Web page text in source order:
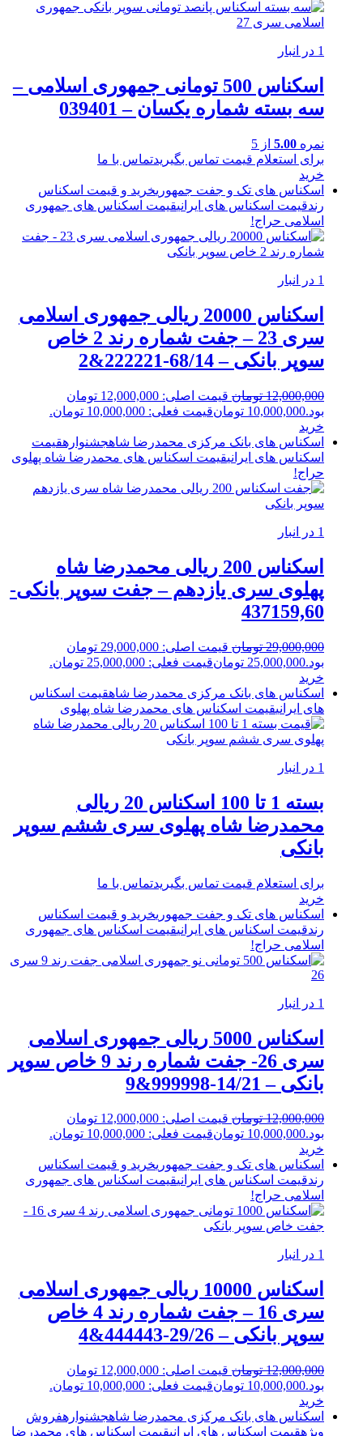
1 در انبار
اسکناس 500 تومانی جمهوری اسلامی –
سه بسته شماره یکسان – 039401
نمره 5.00 از 5
برای استعلام قیمت تماس بگیریدتماس با ما
خرید
اسکناس های تک و جفت جمهوریخرید و قیمت اسکناس
رندقیمت اسکناس های ایرانیقیمت اسکناس های جمهوری
اسلامی حراج!
1 در انبار
اسکناس 20000 ریالی جمهوری اسلامی
سری 23 – جفت شماره رند 2 خاص
سوپر بانکی – 68/14-222221&2
12,000,000 تومان
قیمت اصلی: 12,000,000 تومان
بود.10,000,000 تومانقیمت فعلی: 10,000,000 تومان.
خرید
اسکناس های بانک مرکزی محمدرضا شاهجشنوارهقیمت
اسکناس های ایرانیقیمت اسکناس های محمدرضا شاه پهلوی
حراج!
1 در انبار
اسکناس 200 ریالی محمدرضا شاه
پهلوی سری یازدهم – جفت سوپر بانکی-
437159,60
29,000,000 تومان
قیمت اصلی: 29,000,000 تومان
بود.25,000,000 تومانقیمت فعلی: 25,000,000 تومان.
خرید
اسکناس های بانک مرکزی محمدرضا شاهقیمت اسکناس
های ایرانیقیمت اسکناس های محمدرضا شاه پهلوی
1 در انبار
بسته 1 تا 100 اسکناس 20 ریالی
محمدرضا شاه پهلوی سری ششم سوپر
بانکی
برای استعلام قیمت تماس بگیریدتماس با ما
خرید
اسکناس های تک و جفت جمهوریخرید و قیمت اسکناس
رندقیمت اسکناس های ایرانیقیمت اسکناس های جمهوری
اسلامی حراج!
1 در انبار
اسکناس 5000 ریالی جمهوری اسلامی
سری 26- جفت شماره رند 9 خاص سوپر
بانکی – 14/21-999998&9
12,000,000 تومان
قیمت اصلی: 12,000,000 تومان
بود.10,000,000 تومانقیمت فعلی: 10,000,000 تومان.
خرید
اسکناس های تک و جفت جمهوریخرید و قیمت اسکناس
رندقیمت اسکناس های ایرانیقیمت اسکناس های جمهوری
اسلامی حراج!
1 در انبار
اسکناس 10000 ریالی جمهوری اسلامی
سری 16 – جفت شماره رند 4 خاص
سوپر بانکی – 29/26-444443&4
12,000,000 تومان
قیمت اصلی: 12,000,000 تومان
بود.10,000,000 تومانقیمت فعلی: 10,000,000 تومان.
خرید
اسکناس های بانک مرکزی محمدرضا شاهجشنوارهفروش
ویژهقیمت اسکناس های ایرانیقیمت اسکناس های محمدرضا